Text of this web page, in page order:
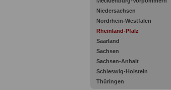
Niedersachsen
Nordrhein-Westfalen
Rheinland-Pfalz
Saarland
Sachsen
Sachsen-Anhalt
Schleswig-Holstein
Thüringen